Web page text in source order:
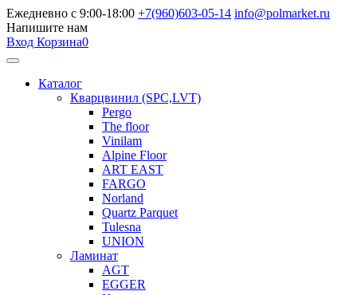
Ежедневно с 9:00-18:00 +7(960)603-05-14 info@polmarket.ru
Напишите нам
Вход Корзина0
Каталог
Кварцвинил (SPC,LVT)
Pergo
The floor
Vinilam
Alpine Floor
ART EAST
FARGO
Norland
Quartz Parquet
Tulesna
UNION
Ламинат
AGT
EGGER